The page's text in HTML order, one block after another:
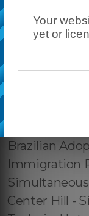
Your
yet or